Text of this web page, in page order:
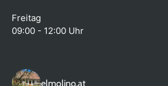
Freitag
09:00 - 12:00 Uhr
elmolino.at